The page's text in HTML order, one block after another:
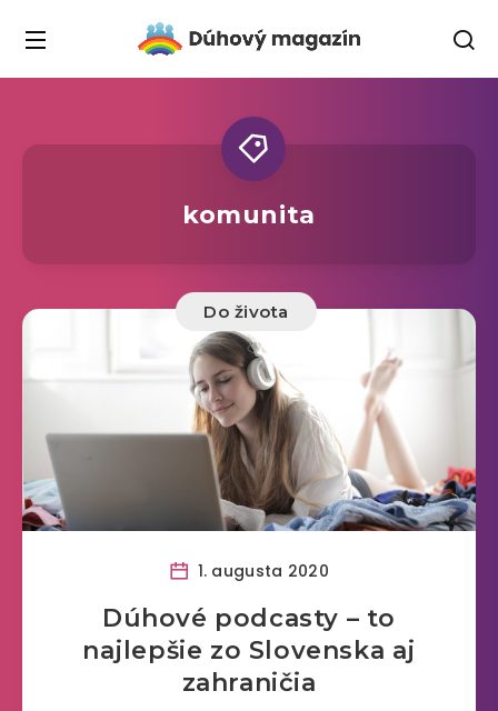
komunita
Do života
1. augusta 2020
Dúhové podcasty – to
najlepšie zo Slovenska aj
zahraničia